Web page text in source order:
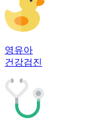
영유아
건강검진